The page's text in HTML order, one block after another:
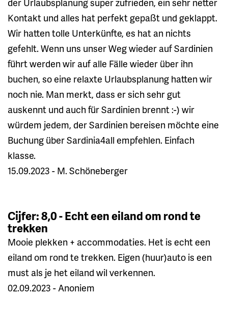
Kontakt und alles hat perfekt gepaßt und geklappt.
Wir hatten tolle Unterkünfte, es hat an nichts
gefehlt. Wenn uns unser Weg wieder auf Sardinien
führt werden wir auf alle Fälle wieder über ihn
buchen, so eine relaxte Urlaubsplanung hatten wir
noch nie. Man merkt, dass er sich sehr gut
auskennt und auch für Sardinien brennt :-) wir
würdem jedem, der Sardinien bereisen möchte eine
Buchung über Sardinia4all empfehlen. Einfach
klasse.
15.09.2023 - M. Schöneberger
Cijfer: 8,0 - Echt een eiland om rond te
trekken
Mooie plekken + accommodaties. Het is echt een
eiland om rond te trekken. Eigen (huur)auto is een
must als je het eiland wil verkennen.
02.09.2023 - Anoniem